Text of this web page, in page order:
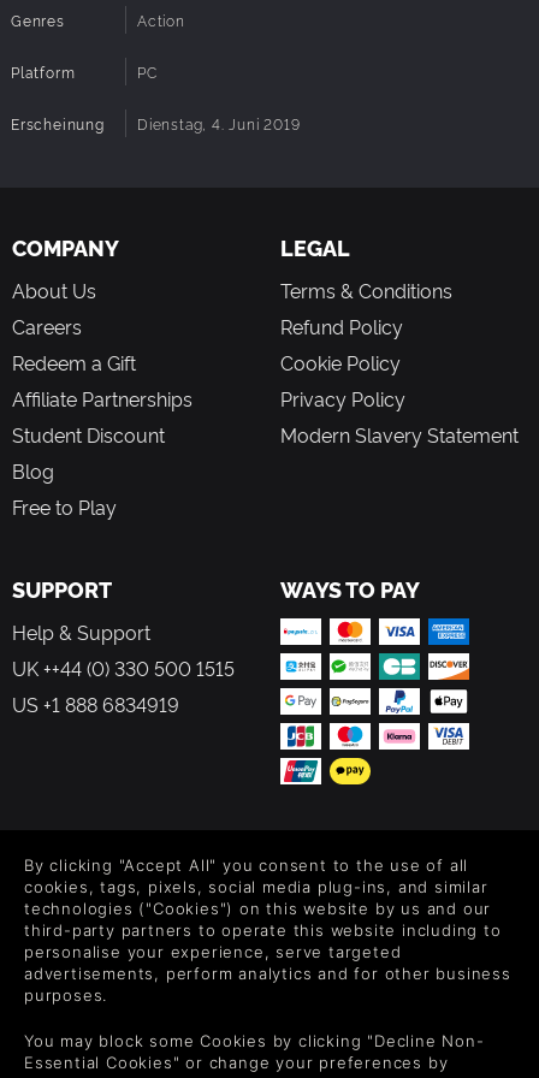
genug Technologie gefunden hast. Schalte passive Boni
einer Legende wirst, die den Aliens das Fürchten lehrt.
Denk an dein Training und vergiss nicht, was auf dem Spiel steht.
Die Menschheit zählt auf dich, ECHO!
Sound Card:
Direct X Compatible
Genres Action
Platform PC
Erscheinung Dienstag, 4. Juni 2019
COMPANY
About Us
Careers
Redeem a Gift
Affiliate Partnerships
Student Discount
Blog
Free to Play
LEGAL
Terms & Conditions
Refund Policy
Cookie Policy
Privacy Policy
Modern Slavery Statement
SUPPORT
Help & Support
UK ++44 (0) 330 500 1515
US +1 888 6834919
WAYS TO PAY
Level up your inbox: Get emails for new releases, sales,
wishlists, and XP offers on games.
By entering your email you agree to receive marketing emails from
each email.
By clicking "Accept All" you consent to the use of all
cookies, tags, pixels, social media plug-ins, and similar
technologies ("Cookies") on this website by us and our
third-party partners to operate this website including to
personalise your experience, serve targeted
advertisements, perform analytics and for other business
purposes.
You may block some Cookies by clicking "Decline Non-
Essential Cookies" or change your preferences by